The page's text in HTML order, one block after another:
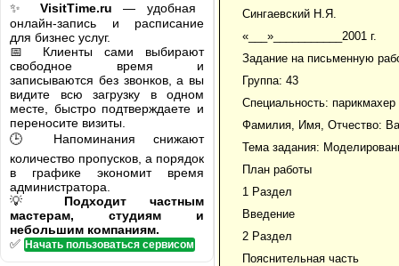
✨ VisitTime.ru — удобная
онлайн-запись и расписание
для бизнес услуг.
📅 Клиенты сами выбирают
свободное время и
записываются без звонков, а вы
видите всю загрузку в одном
месте, быстро подтверждаете и
переносите визиты.
🕒 Напоминания снижают
количество пропусков, а порядок
в графике экономит время
администратора.
💡 Подходит частным
мастерам, студиям и
небольшим компаниям.
✅ Начать пользоваться сервисом
Сингаевский Н.Я.
«___»___________2001 г.
Задание на письменную
Группа: 43
Специальность: парикмахер
Фамилия, Имя, Отчество:
Тема задания:
План работы
1 Раздел
Введение
2 Раздел
Пояснительная часть